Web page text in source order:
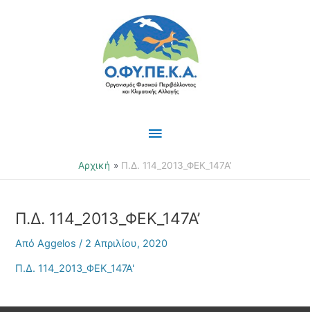
Κύριο
Μενού
Αρχική Π.Δ. 114_2013_ΦΕΚ_147Α’
Π.Δ. 114_2013_ΦΕΚ_147Α’
ΑπόAggelos/ 2 Απριλίου, 2020
Π.Δ. 114_2013_ΦΕΚ_147Α'